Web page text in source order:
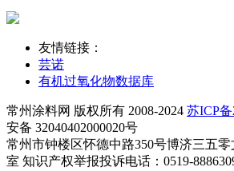
友情链接：
芸诺
有机过氧化物数据库
常州涂料网 版权所有 2008-2024 苏ICP备
安备 32040402000020号
常州市钟楼区怀德中路350号博济三五
室 知识产权举报投诉电话：0519-